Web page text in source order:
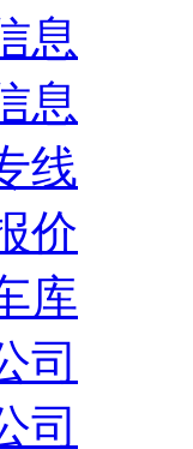
息
息
线
价
库
司
司